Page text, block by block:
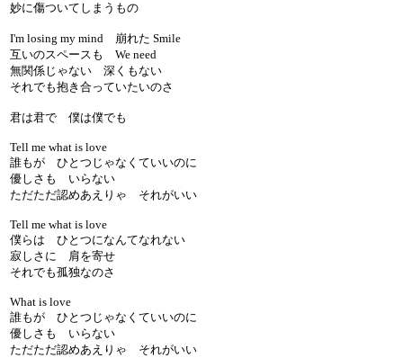
妙に傷ついてしまうもの
I'm losing my mind 崩れた Smile
互いのスペースも We need
無関係じゃない 深くもない
それでも抱き合っていたいのさ
君は君で 僕は僕でも
Tell me what is love
誰もが ひとつじゃなくていいのに
優しさも いらない
ただただ認めあえりゃ それがいい
Tell me what is love
僕らは ひとつになんてなれない
寂しさに 肩を寄せ
それでも孤独なのさ
What is love
誰もが ひとつじゃなくていいのに
優しさも いらない
ただただ認めあえりゃ それがいい